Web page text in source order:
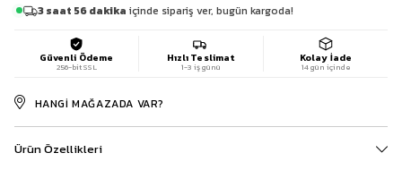
3 saat 56 dakika içinde sipariş ver, bugün kargoda!
Güvenli Ödeme
256-bit SSL
Hızlı Teslimat
1-3 iş günü
Kolay İade
14 gün içinde
HANGI MAĞAZADA VAR?
Ürün Özellikleri